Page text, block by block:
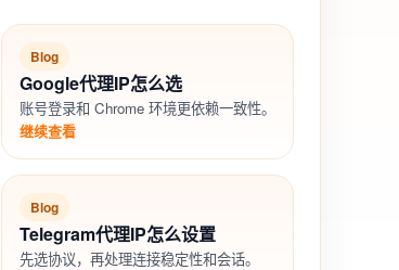
Blog
Google代理IP怎么选
账号登录和 Chrome 环境更依赖一致性。
继续查看
Blog
Telegram代理IP怎么设置
先选协议，再处理连接稳定性和会话。